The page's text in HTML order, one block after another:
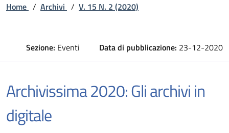
Home / Archivi / V. 15 N. 2 (2020)
Sezione: Eventi Data di pubblicazione: 23-12-2020
Archivissima 2020: Gli archivi in
digitale